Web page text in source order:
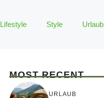
Lifestyle Style Urlaub
MOST RECENT
URLAUB